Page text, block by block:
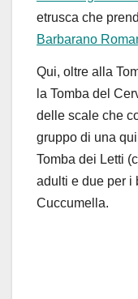
etrusca che
Barbarano
Qui, oltre alla
la Tomba del
delle scale che
gruppo di una
Tomba dei Letti
adulti e due per i
Cuccumella.